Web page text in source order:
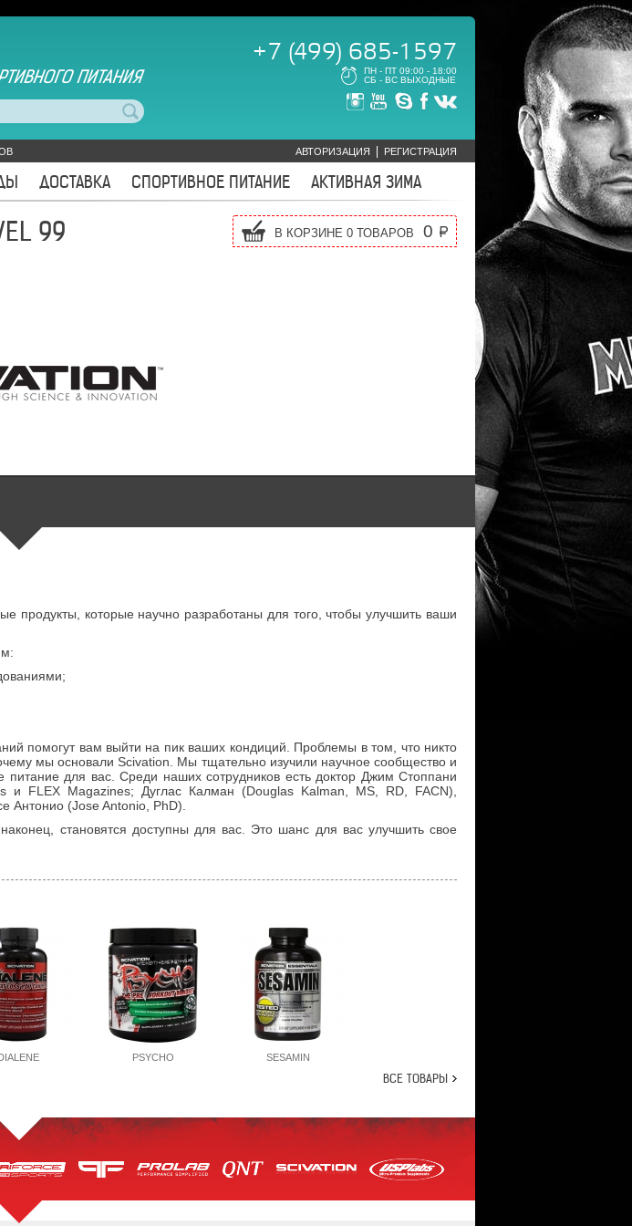
+7 (499) 685-1597
ПН - ПТ 09:00 - 18:00
СБ - ВС ВЫХОДНЫЕ
ПИТАНИЯ
АВТОРИЗАЦИЯ РЕГИСТРАЦИЯ
ДОСТАВКА СПОРТИВНОЕ ПИТАНИЕ АКТИВНАЯ ЗИМА
В КОРЗИНЕ 0 ТОВАРОВ 0
99
продукты, которые научно разработаны для того, чтобы улучшить ваши
помогут вам выйти на пик ваших кондиций. Проблемы в том, что никто
мы основали Scivation. Мы тщательно изучили научное сообщество и
питание для вас. Среди наших сотрудников есть доктор Джим Стоппани
и FLEX Magazines; Дуглас Калман (Douglas Kalman, MS, RD, FACN),
Антонио (Jose Antonio, PhD).
становятся доступны для вас. Это шанс для вас улучшить свое
PSYCHO SESAMIN
ВСЕ ТОВАРЫ